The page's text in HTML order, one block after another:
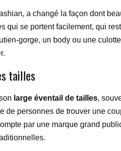
a changé la façon dont
qui se portent facilement, qui
gorge, un body ou une
tailles
large éventail de tailles,
de personnes de trouver une
par une marque grand